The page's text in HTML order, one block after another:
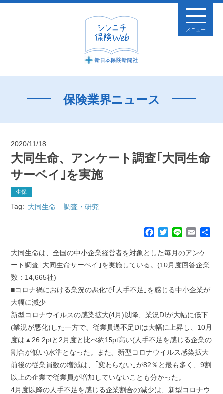
メニュー
保険業界ニュース
2020/11/18
大同生命、アンケート調査｢大同生命
サーベイ｣を実施
生保
Tag: 大同生命 調査・研究
c
e
b
o
T
i
t
r
n
e
E
a
i
大同生命は、全国の中小企業経営者を対象とした毎月のアンケ
ート調査｢大同生命サーベイ｣を実施している。(10月度回答企業
数：14,665社)
■コロナ禍における業況の悪化で｢人手不足｣を感じる中小企業が
大幅に減少
新型コロナウイルスの感染拡大(4月)以降、業況DIが大幅に低下
(業況が悪化)した一方で、従業員過不足DIは大幅に上昇し、10月
度は▲26.2ptと2月度と比べ約15pt高い(人手不足を感じる企業の
割合が低い)水準となった。また、新型コロナウイルス感染拡大
前後の従業員数の増減は、｢変わらない｣が82％と最も多く、9割
以上の企業で従業員が増加していないことも分かった。
4月度以降の人手不足を感じる企業割合の減少は、新型コロナウ